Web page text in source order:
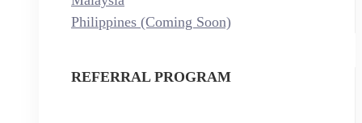
Philippines (Coming Soon)
REFERRAL PROGRAM